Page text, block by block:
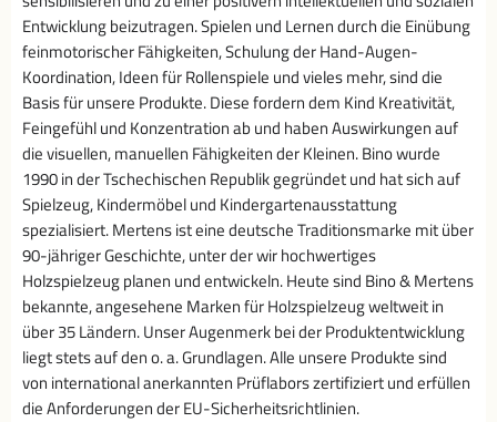
Entwicklung beizutragen. Spielen und Lernen durch die Einübung
feinmotorischer Fähigkeiten, Schulung der Hand-Augen-
Koordination, Ideen für Rollenspiele und vieles mehr, sind die
Basis für unsere Produkte. Diese fordern dem Kind Kreativität,
Feingefühl und Konzentration ab und haben Auswirkungen auf
die visuellen, manuellen Fähigkeiten der Kleinen. Bino wurde
1990 in der Tschechischen Republik gegründet und hat sich auf
Spielzeug, Kindermöbel und Kindergartenausstattung
spezialisiert. Mertens ist eine deutsche Traditionsmarke mit über
90-jähriger Geschichte, unter der wir hochwertiges
Holzspielzeug planen und entwickeln. Heute sind Bino & Mertens
bekannte, angesehene Marken für Holzspielzeug weltweit in
über 35 Ländern. Unser Augenmerk bei der Produktentwicklung
liegt stets auf den o. a. Grundlagen. Alle unsere Produkte sind
von international anerkannten Prüflabors zertifiziert und erfüllen
die Anforderungen der EU-Sicherheitsrichtlinien.